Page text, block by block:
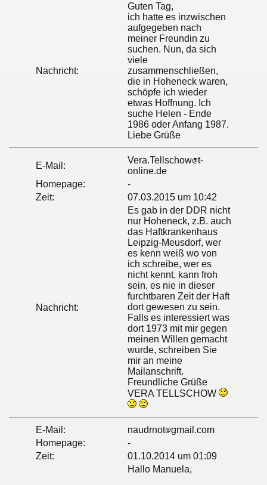
Nachricht:
Guten Tag,
ich hatte es inzwischen
aufgegeben nach
meiner Freundin zu
suchen. Nun, da sich
viele
zusammenschließen,
die in Hoheneck waren,
schöpfe ich wieder
etwas Hoffnung. Ich
suche Helen - Ende
1986 oder Anfang 1987.
Liebe Grüße
E-Mail:
Vera.Tellschow t-
online.de
Homepage:
-
Zeit:
07.03.2015 um 10:42
Nachricht:
Es gab in der DDR nicht
nur Hoheneck, z.B. auch
das Haftkrankenhaus
Leipzig-Meusdorf, wer
es kenn weiß wo von
ich schreibe, wer es
nicht kennt, kann froh
sein, es nie in dieser
furchtbaren Zeit der Haft
dort gewesen zu sein.
Falls es interessiert was
dort 1973 mit mir gegen
meinen Willen gemacht
wurde, schreiben Sie
mir an meine
Mailanschrift.
Freundliche Grüße
VERA TELLSCHOW
E-Mail: naudrnot gmail.com
Homepage:
-
Zeit:
01.10.2014 um 01:09
Hallo Manuela,